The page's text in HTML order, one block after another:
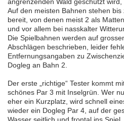
Auf den meisten Bahnen stehen
bereit, von denen meist 2 als
und vor allem bei nasskalter
Die Spielbahnen werden auf
Abschlägen beschrieben, leider
Entfernungsangaben zu
Dogleg an Bahn 2.
Der erste „richtige“ Tester kommt
schönes Par 3 mit Inselgrün. Wer
eher ein Kurzplatz, wird schnell
wieder ein Dogleg Par 4, auf der